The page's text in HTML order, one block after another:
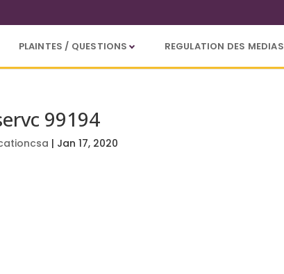
PLAINTES / QUESTIONS REGULATION DES MEDIAS
99194
| Jan 17, 2020